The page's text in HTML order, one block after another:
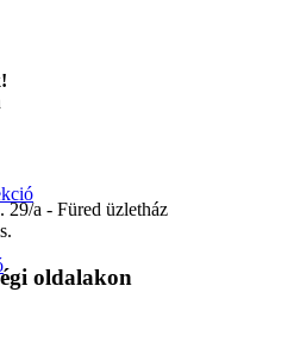
29/a - Füred üzletház
oldalakon